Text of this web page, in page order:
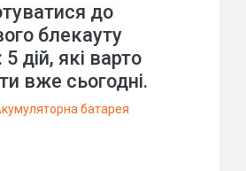
до
блекауту
дій, які варто
вже сьогодні.
батарея